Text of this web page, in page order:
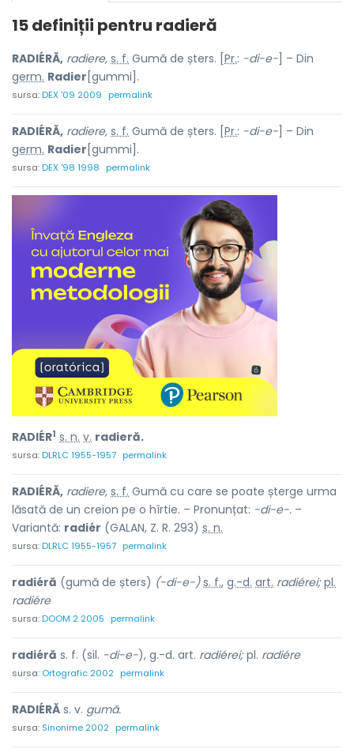
15 definiții pentru radieră
RADIÉRĂ, radiere, s. f. Gumă de șters. [ Pr.: -di-e- ] – Din
germ. Radier [gummi].
sursa:DEX '09 2009 permalink
RADIÉRĂ, radiere, s. f. Gumă de șters. [ Pr.: -di-e- ] – Din
germ. Radier [gummi].
sursa:DEX '98 1998 permalink
RADIÉR1 s. n. v. radieră.
sursa:DLRLC 1955-1957 permalink
RADIÉRĂ, radiere, s. f. Gumă cu care se poate șterge urma
lăsată de un creion pe o hîrtie. – Pronunțat: -di-e-. –
Variantă: radiér (GALAN, Z. R. 293) s. n.
sursa:DLRLC 1955-1957 permalink
radiéră (gumă de șters) (-di-e-) s. f., g.-d. art. radiérei; pl.
radiére
sursa:DOOM 2 2005 permalink
radiéră s. f. (sil. -di-e-), g.-d. art. radiérei;pl. radiére
sursa: Ortografic 2002 permalink
RADIÉRĂ s. v. gumă.
sursa: Sinonime 2002 permalink